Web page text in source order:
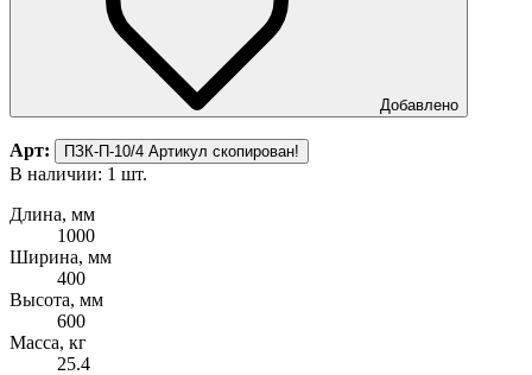
Добавлено
Арт: ПЗК-П-10/4 Артикул скопирован!
В наличии: 1 шт.
Длина, мм
1000
Ширина, мм
400
Высота, мм
600
Масса, кг
25.4